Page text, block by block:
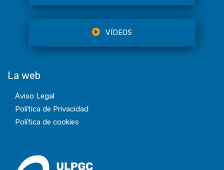
VÍDEOS
La web
Aviso Legal
Política de Privacidad
Política de cookies